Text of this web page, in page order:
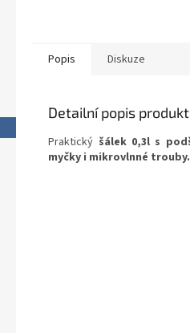
Popis Diskuze
Detailní popis
Praktický šálek 0,3l s
myčky i mikrovlnné trouby.